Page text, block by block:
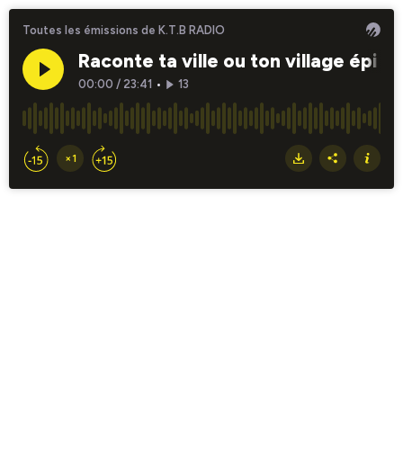
Toutes les émissions de K.T.B RADIO
Raconte ta ville ou ton village épi
00:00 / 23:41 • 13
×1